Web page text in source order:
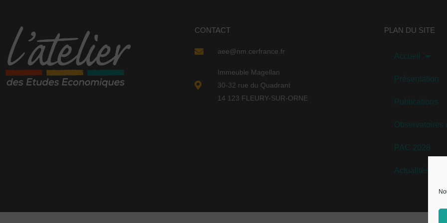
CONTACT
aee@nm.cerfrance.fr
Immeuble Magellan
30-32 rue du Quadrant
14 123 FLEURY-SUR-ORNE
PLAN DU SITE
Accueil
Présentation
Publications
Observatoires
PAC 2028
Actualités /